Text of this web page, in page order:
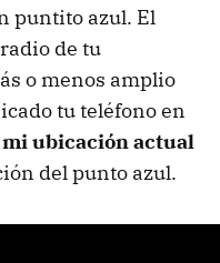
puntito azul. El
de tu
o menos amplio
tu teléfono en
ubicación actual
del punto azul.